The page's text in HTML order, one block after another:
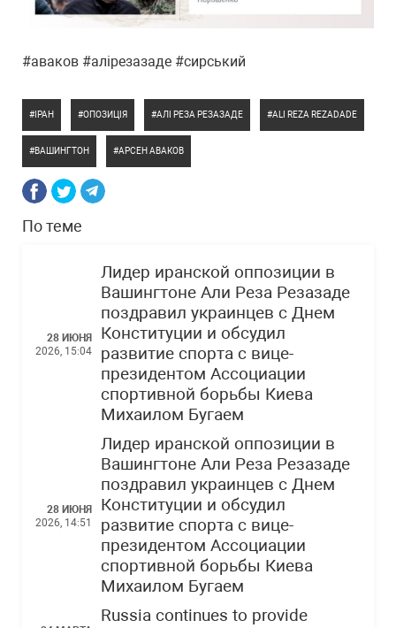
#аваков #алірезазаде #сирський
ІРАН ОПОЗИЦІЯ АЛІ РЕЗА РЕЗАЗАДЕ ALI REZA REZADADE
ВАШИНГТОН АРСЕН АВАКОВ
По теме
28 ИЮНЯ
2026, 15:04
Лидер иранской оппозиции в
Вашингтоне Али Реза Резазаде
поздравил украинцев с Днем
Конституции и обсудил
развитие спорта с вице-
президентом Ассоциации
спортивной борьбы Киева
Михаилом Бугаем
28 ИЮНЯ
2026, 14:51
Лидер иранской оппозиции в
Вашингтоне Али Реза Резазаде
поздравил украинцев с Днем
Конституции и обсудил
развитие спорта с вице-
президентом Ассоциации
спортивной борьбы Киева
Михаилом Бугаем
Russia continues to provide